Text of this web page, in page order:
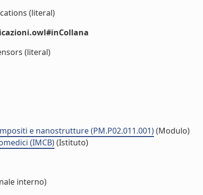
(literal)
(literal)
e nanostrutture (PM.P02.011.001)(Modulo)
(IMCB)(Istituto)
interno)